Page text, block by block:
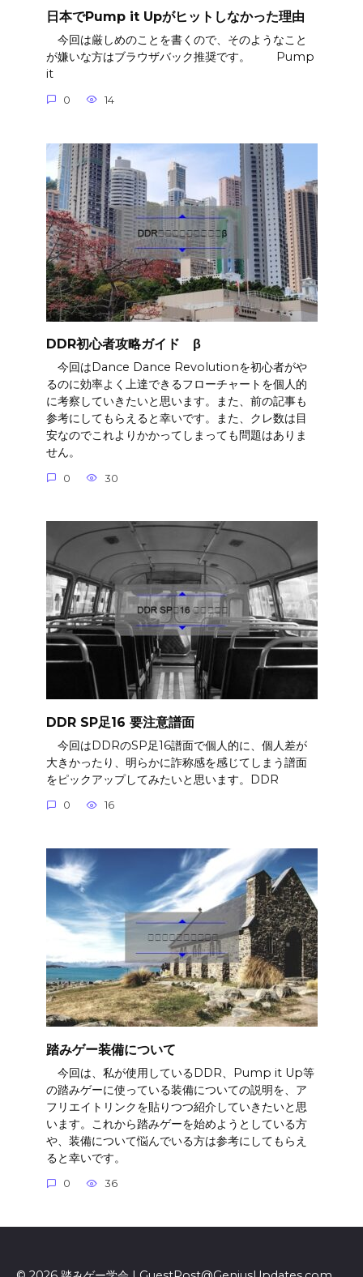
日本でPump it Upがヒットしなかった理由
今回は厳しめのことを書くので、そのようなこと
が嫌いな方はブラウザバック推奨です。 Pump
it
0 14
DDR初心者攻略ガイド β
今回はDance Dance Revolutionを初心者がや
るのに効率よく上達できるフローチャートを個人的
に考察していきたいと思います。また、前の記事も
参考にしてもらえると幸いです。また、クレ数は目
安なのでこれよりかかってしまっても問題はありま
せん。
0 30
DDR SP足16 要注意譜面
今回はDDRのSP足16譜面で個人的に、個人差が
大きかったり、明らかに詐称感を感じてしまう譜面
をピックアップしてみたいと思います。DDR
0 16
踏みゲー装備について
今回は、私が使用しているDDR、Pump it Up等
の踏みゲーに使っている装備についての説明を、ア
フリエイトリンクを貼りつつ紹介していきたいと思
います。これから踏みゲーを始めようとしている方
や、装備について悩んでいる方は参考にしてもらえ
ると幸いです。
0 36